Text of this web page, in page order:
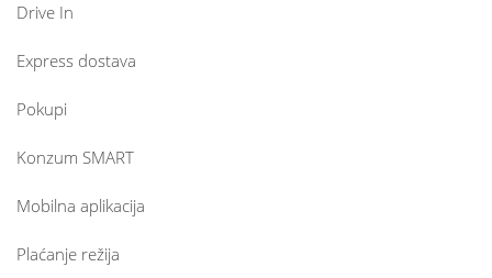
Drive In
Express dostava
Pokupi
Konzum SMART
Mobilna aplikacija
Plaćanje režija